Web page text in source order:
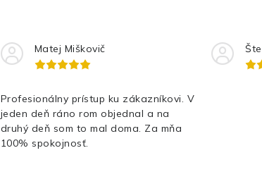
Matej Miškovič
Profesionálny prístup ku zákazníkovi. V
jeden deň ráno rom objednal a na
druhý deň som to mal doma. Za mňa
100% spokojnosť.